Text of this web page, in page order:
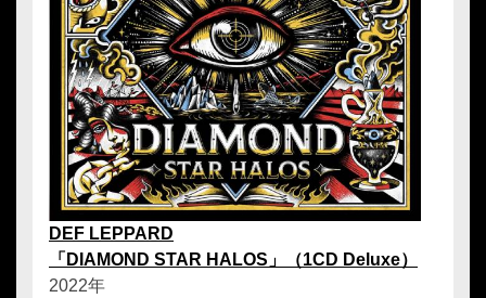
DEF LEPPARD
「DIAMOND STAR HALOS」（1CD Deluxe）
2022年